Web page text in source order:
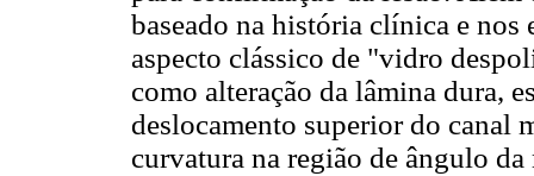
baseado na história clínica e nos
aspecto clássico de "vidro
como alteração da lâmina dura,
deslocamento superior do canal
curvatura na região de ângulo